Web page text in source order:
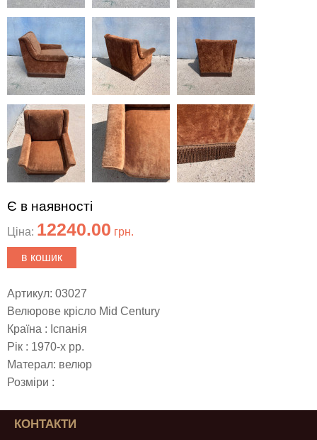
Є в наявності
Ціна: 12240.00 грн.
в кошик
Артикул: 03027
Велюрове крісло Mid Century
Країна : Іспанія
Рік : 1970-х рр.
Матерал: велюр
Розміри :
КОНТАКТИ